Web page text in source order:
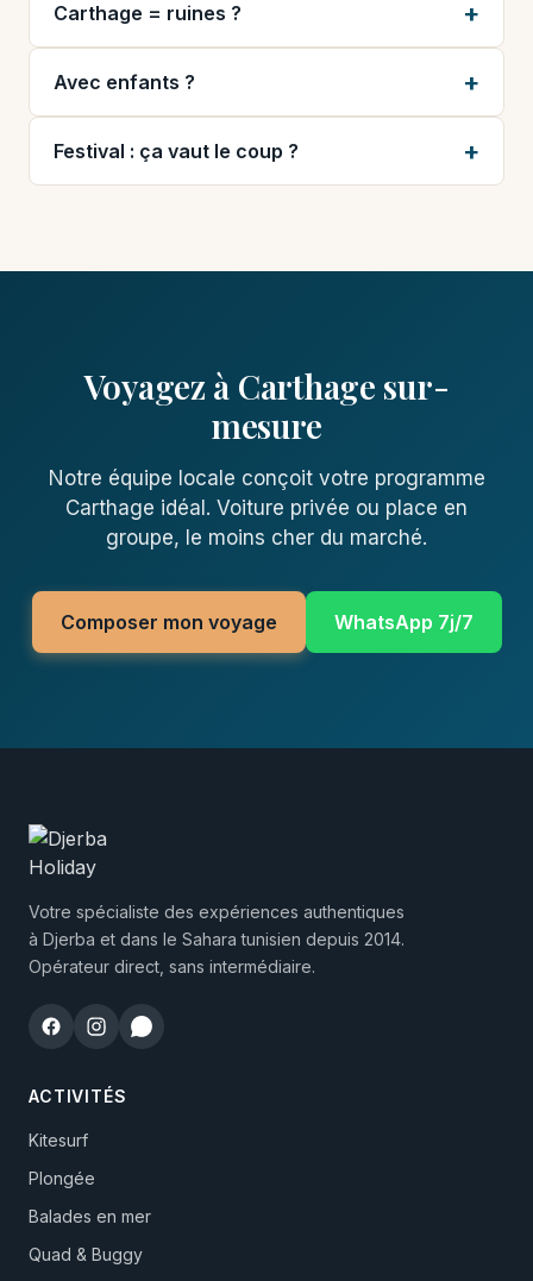
Carthage = ruines ?
Avec enfants ?
Festival : ça vaut le coup ?
Voyagez à Carthage sur-
mesure
Notre équipe locale conçoit votre programme
Carthage idéal. Voiture privée ou place en
groupe, le moins cher du marché.
Composer mon voyage WhatsApp 7j/7
Votre spécialiste des expériences authentiques
à Djerba et dans le Sahara tunisien depuis 2014.
Opérateur direct, sans intermédiaire.
ACTIVITÉS
Kitesurf
Plongée
Balades en mer
Quad & Buggy